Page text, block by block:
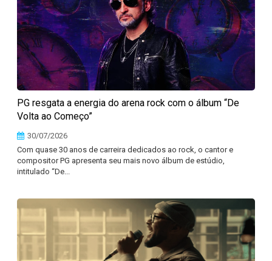
PG resgata a energia do arena rock com o álbum “De
Volta ao Começo”
30/07/2026
Com quase 30 anos de carreira dedicados ao rock, o cantor e
compositor PG apresenta seu mais novo álbum de estúdio,
intitulado “De...